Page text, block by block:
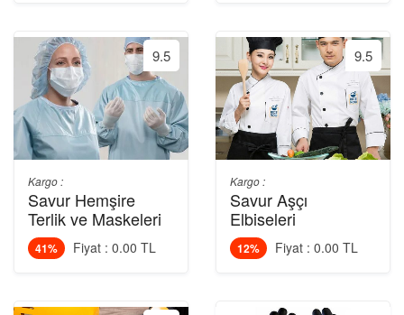
9.5
Kargo :
Savur Hemşire
Terlik ve Maskeleri
41% Fiyat : 0.00 TL
9.5
Kargo :
Savur Aşçı
Elbiseleri
12% Fiyat : 0.00 TL